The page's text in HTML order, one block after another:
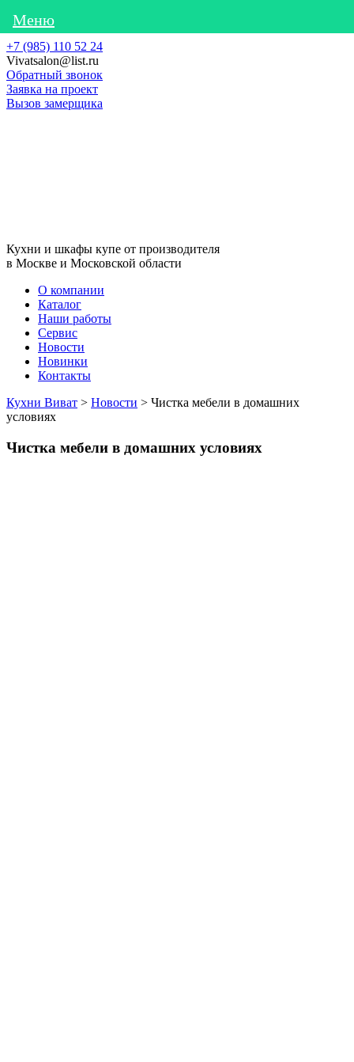
Skip
to
content
+7 (985) 110 52 24
Vivatsalon@list.ru
Обратный звонок
Заявка на проект
Вызов замерщика
Кухни и шкафы купе от производителя
в Москве и Московской области
О компании
Каталог
Наши работы
Сервис
Новости
Новинки
Контакты
Кухни Виват > Новости > Чистка мебели в домашних
условиях
Чистка мебели в домашних условиях
Меню